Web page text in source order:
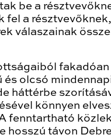
be a
fel a
válaszainak
fakadóan
és olcsó
háttérbe
könnyen
fenntartható
hosszú távon